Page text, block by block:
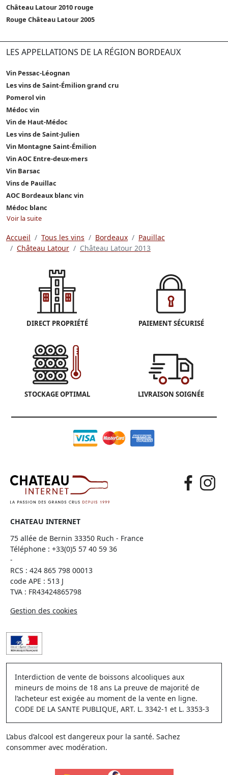
Château Latour 2010 rouge
Rouge Château Latour 2005
LES APPELLATIONS DE LA RÉGION BORDEAUX
Vin Pessac-Léognan
Les vins de Saint-Émilion grand cru
Pomerol vin
Médoc vin
Vin de Haut-Médoc
Les vins de Saint-Julien
Vin Montagne Saint-Émilion
Vin AOC Entre-deux-mers
Vin Barsac
Vins de Pauillac
AOC Bordeaux blanc vin
Médoc blanc
Voir la suite
Accueil Tous les vins Bordeaux
Pauillac
Château Latour
Château Latour 2013
DIRECT PROPRIÉTÉ PAIEMENT SÉCURISÉ
STOCKAGE OPTIMAL LIVRAISON SOIGNÉE
CHATEAU INTERNET
75 allée de Bernin 33350 Ruch - France
Téléphone : +33(0)5 57 40 59 36
-
RCS : 424 865 798 00013
code APE : 513 J
TVA : FR43424865798
Gestion des cookies
Interdiction de vente de boissons alcooliques aux
mineurs de moins de 18 ans La preuve de majorité de
l’acheteur est exigée au moment de la vente en ligne.
CODE DE LA SANTE PUBLIQUE, ART. L. 3342-1 et L. 3353-3
L’abus d’alcool est dangereux pour la santé. Sachez
consommer avec modération.